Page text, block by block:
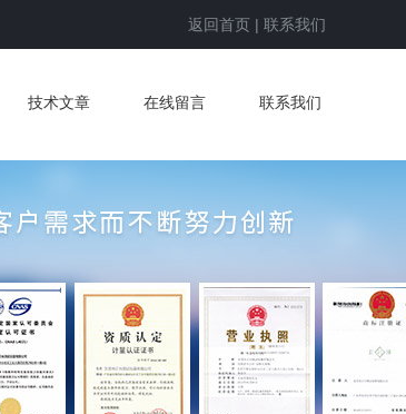
返回首页 | 联系我们
技术文章 在线留言 联系我们